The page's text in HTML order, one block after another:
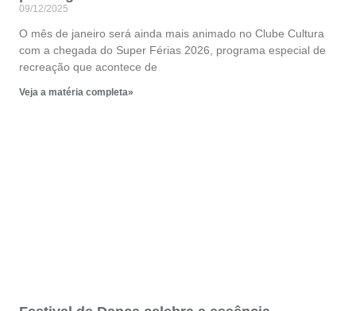
09/12/2025
O mês de janeiro será ainda mais animado no Clube Cultura
com a chegada do Super Férias 2026, programa especial de
recreação que acontece de
Veja a matéria completa»